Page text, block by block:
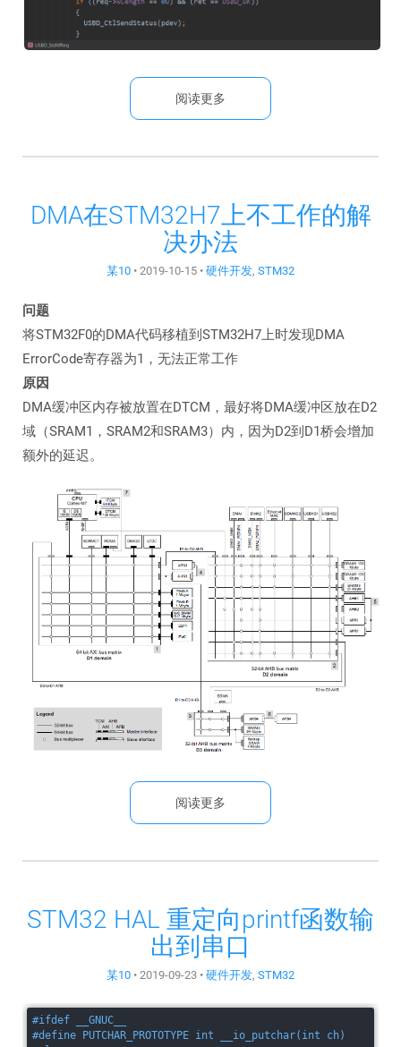
阅读更多
DMA在STM32H7上不工作的解
决办法
某10 • 2019-10-15 • 硬件开发, STM32
问题
将STM32F0的DMA代码移植到STM32H7上时发现DMA
ErrorCode寄存器为1，无法正常工作
原因
DMA缓冲区内存被放置在DTCM，最好将DMA缓冲区放在D2
域（SRAM1，SRAM2和SRAM3）内，因为D2到D1桥会增加
额外的延迟。
阅读更多
STM32 HAL 重定向printf函数输
出到串口
某10 • 2019-09-23 • 硬件开发, STM32
#ifdef __GNUC__
#define PUTCHAR_PROTOTYPE int __io_putchar(int ch)